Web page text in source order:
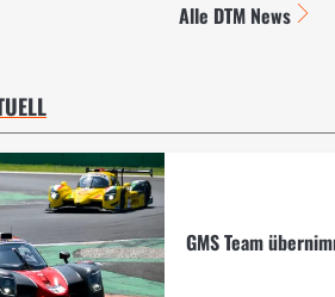
Alle DTM News
GMS Team